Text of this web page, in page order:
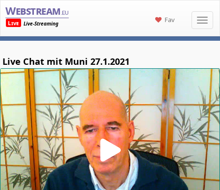
Webstream .eu
Live
Live-Streaming Fav
Live Chat mit Muni 27.1.2021